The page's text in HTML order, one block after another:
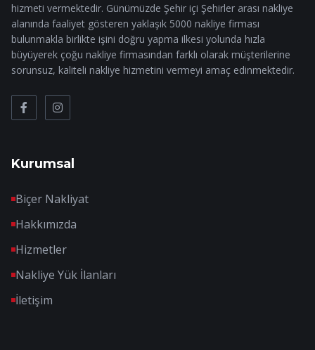
hizmeti vermektedir. Günümüzde Şehir içi Şehirler arası nakliye
alanında faaliyet gösteren yaklaşık 5000 nakliye firması
bulunmakla birlikte işini doğru yapma ilkesi yolunda hızla
büyüyerek çoğu nakliye firmasından farklı olarak müşterilerine
sorunsuz, kaliteli nakliye hizmetini vermeyi amaç edinmektedir.
Kurumsal
Biçer Nakliyat
Hakkımızda
Hizmetler
Nakliye Yük İlanları
İletişim